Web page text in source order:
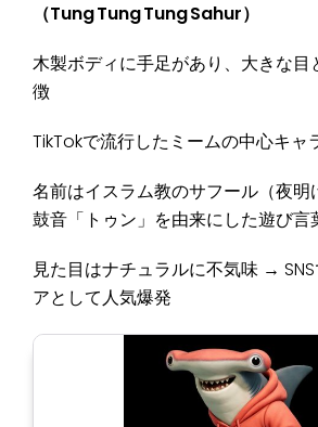
（Tung Tung Tung Sahur）
木製ボディに手足があり、大きな目
徴
TikTokで流行したミームの中心キャ
名前はイスラム教のサフール（夜明
鼓音「トゥン」を由来にした遊び言
見た目はナチュラルに不気味 →
アとして人気爆発